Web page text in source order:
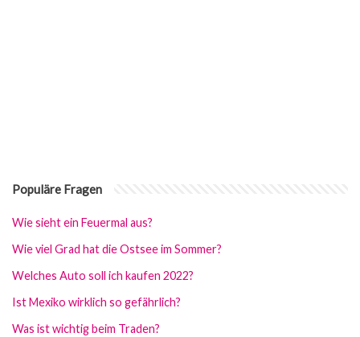
Populäre Fragen
Wie sieht ein Feuermal aus?
Wie viel Grad hat die Ostsee im Sommer?
Welches Auto soll ich kaufen 2022?
Ist Mexiko wirklich so gefährlich?
Was ist wichtig beim Traden?